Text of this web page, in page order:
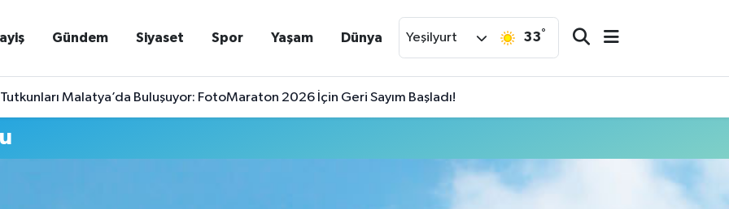
Gündem Siyaset Spor Yaşam Dünya Yeşilyurt 33°
Malatya’da Buluşuyor: FotoMaraton 2026 İçin Geri Sayım Başladı!